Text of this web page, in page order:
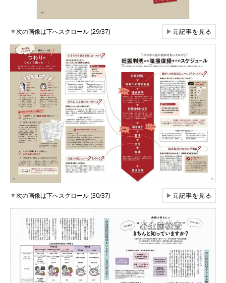
▼次の画像は下へスクロール (29/37) ▶元記事を見る
▼次の画像は下へスクロール (30/37) ▶元記事を見る